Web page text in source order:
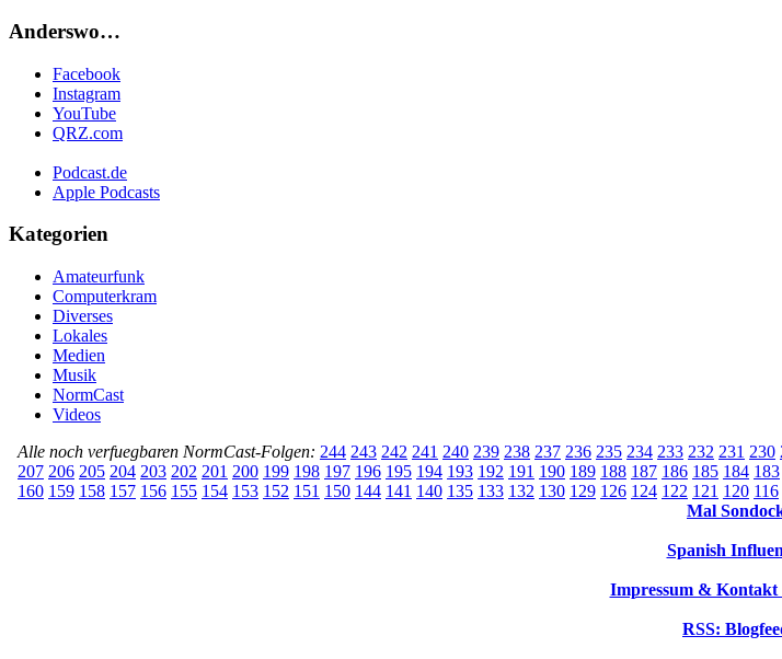
Anderswo…
Facebook
Instagram
YouTube
QRZ.com
Podcast.de
Apple Podcasts
Kategorien
Amateurfunk
Computerkram
Diverses
Lokales
Medien
Musik
NormCast
Videos
Alle noch verfuegbaren NormCast-Folgen: 244 243 242 241 240 239 238 237 236 235 234 233 232 231 230
207 206 205 204 203 202 201 200 199 198 197 196 195 194 193 192 191 190 189 188 187 186 185 184 183
160 159 158 157 156 155 154 153 152 151 150 144 141 140 135 133 132 130 129 126 124 122 121 120 116
Mal
Spanish
Impressum &
RSS: